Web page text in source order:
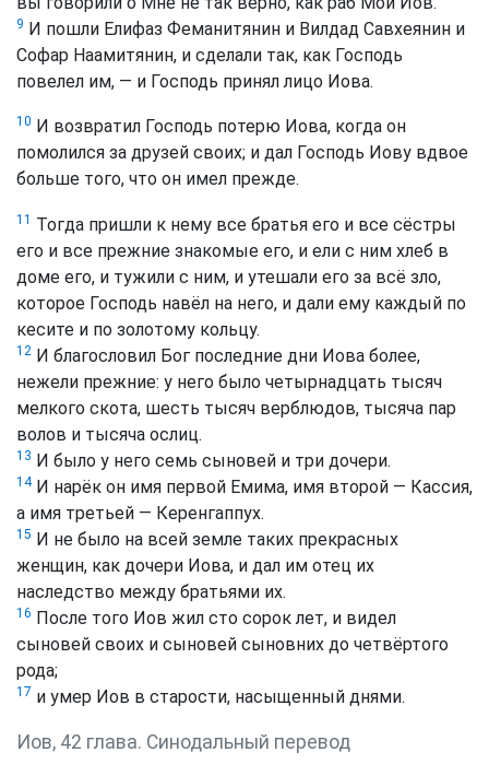
9 И пошли Елифаз Феманитянин и Вилдад Савхеянин и
Софар Наамитянин, и сделали так, как Господь
повелел им, — и Господь принял лицо Иова.
10 И возвратил Господь потерю Иова, когда он
помолился за друзей своих; и дал Господь Иову вдвое
больше того, что он имел прежде.
11 Тогда пришли к нему все братья его и все сёстры
его и все прежние знакомые его, и ели с ним хлеб в
доме его, и тужили с ним, и утешали его за всё зло,
которое Господь навёл на него, и дали ему каждый по
кесите и по золотому кольцу.
12 И благословил Бог последние дни Иова более,
нежели прежние: у него было четырнадцать тысяч
мелкого скота, шесть тысяч верблюдов, тысяча пар
волов и тысяча ослиц.
13 И было у него семь сыновей и три дочери.
14И нарёк он имя первой Емима, имя второй — Кассия,
а имя третьей — Керенгаппух.
15 И не было на всей земле таких прекрасных
женщин, как дочери Иова, и дал им отец их
наследство между братьями их.
16 После того Иов жил сто сорок лет, и видел
сыновей своих и сыновей сыновних до четвёртого
рода;
17 и умер Иов в старости, насыщенный днями.
Иов, 42 глава. Синодальный перевод